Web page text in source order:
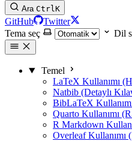
Ara CtrlK
GitHub
Twitter
Tema seç
Dil
Temel
LaTeX Kullanımı
Natbib (Detaylı
BibLaTeX
Quarto Kullanımı
R Markdown
Overleaf Kullanımı